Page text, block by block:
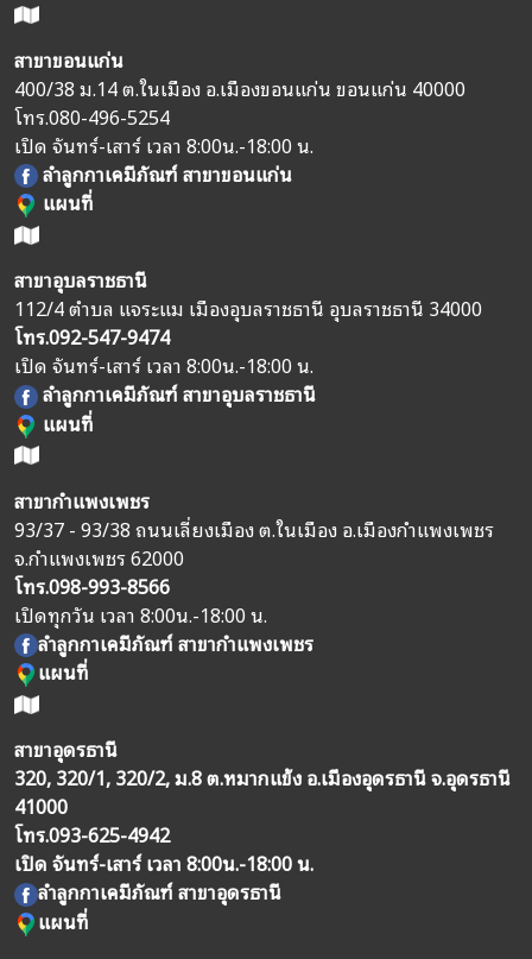
สาขาขอนแก่น
400/38 ม.14 ต.ในเมือง อ.เมืองขอนแก่น ขอนแก่น 40000
โทร.080-496-5254
เปิด จันทร์-เสาร์ เวลา 8:00น.-18:00 น.
ลำลูกกาเคมีภัณฑ์ สาขาขอนแก่น
แผนที่
สาขาอุบลราชธานี
112/4 ตำบล แจระแม เมืองอุบลราชธานี อุบลราชธานี 34000
โทร.092-547-9474
เปิด จันทร์-เสาร์ เวลา 8:00น.-18:00 น.
ลำลูกกาเคมีภัณฑ์ สาขาอุบลราชธานี
แผนที่
สาขากำแพงเพชร
93/37 - 93/38 ถนนเลี่ยงเมือง ต.ในเมือง อ.เมืองกำแพงเพชร
จ.กำแพงเพชร 62000
โทร.098-993-8566
เปิดทุกวัน เวลา 8:00น.-18:00 น.
ลำลูกกาเคมีภัณฑ์ สาขากำแพงเพชร
แผนที่
สาขาอุดรธานี
320, 320/1, 320/2, ม.8 ต.หมากแข้ง อ.เมืองอุดรธานี จ.อุดรธานี
41000
โทร.093-625-4942
เปิด จันทร์-เสาร์ เวลา 8:00น.-18:00 น.
ลำลูกกาเคมีภัณฑ์ สาขาอุดรธานี
แผนที่